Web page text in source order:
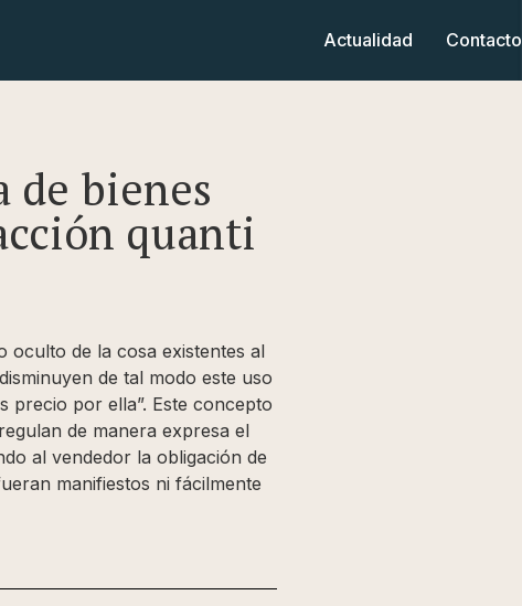
Actualidad Contacto
de bienes
quanti
oculto de la cosa existentes al
de tal modo este uso
precio por ella”. Este concepto
de manera expresa el
al vendedor la obligación de
manifiestos ni fácilmente